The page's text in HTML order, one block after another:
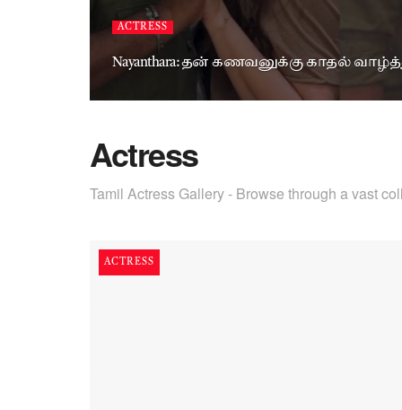
ACTRESS
Nayanthara: தன் கணவனுக்கு காதல்
Actress
Tamil Actress Gallery - Browse through a vast
ACTRESS